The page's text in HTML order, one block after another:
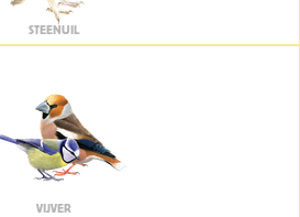
STEENUIL
VIJVER